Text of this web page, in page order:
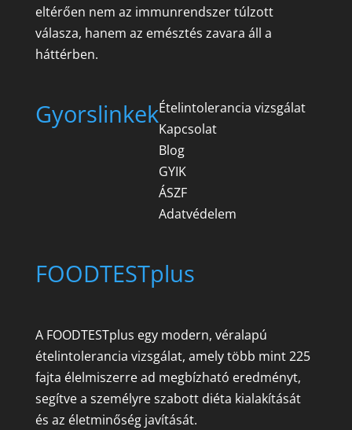
eltérően nem az immunrendszer túlzott
válasza, hanem az emésztés zavara áll a
háttérben.
GyorslinkekÉtelintolerancia vizsgálat
Kapcsolat
Blog
GYIK
ÁSZF
Adatvédelem
FOODTESTplus
A FOODTESTplus egy modern, véralapú
ételintolerancia vizsgálat, amely több mint 225
fajta élelmiszerre ad megbízható eredményt,
segítve a személyre szabott diéta kialakítását
és az életminőség javítását.